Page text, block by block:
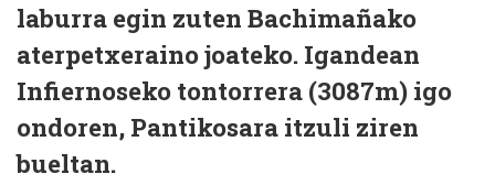
laburra egin zuten Bachimañako
aterpetxeraino joateko. Igandean
Infiernoseko tontorrera (3087m) igo
ondoren, Pantikosara itzuli ziren
bueltan.